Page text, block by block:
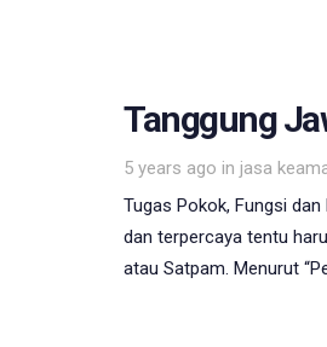
Tanggung
5 years ago in
Tags
jasa
Tugas Pokok, Fungsi
dan terpercaya tentu
atau Satpam. Menurut